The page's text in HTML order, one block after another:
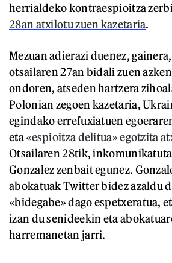
herrialdeko kontraespioitza
28an atxilotu zuen kazetaria.
Mezuan adierazi duenez,
otsailaren 27an bidali zuen
ondoren, atseden hartzera
Polonian zegoen kazetaria,
egindako errefuxiatuen
eta«espioitza delitua» egotzita
Otsailaren 28tik,
Gonzalez zenbait egunez.
abokatuak Twitter bidez azaldu
«bidegabe» dago espetxeratua,
izan du senideekin eta
harremanetan jarri.